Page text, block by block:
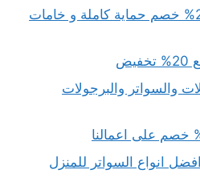
مظلات وسواتر مكة – 25% خصم حماية كاملة و خامات
والسواتر والبرجولات
انواع السواتر للمنزل